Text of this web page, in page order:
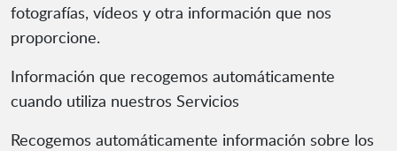
fotografías, vídeos y otra información que nos
proporcione.
Información que recogemos automáticamente
cuando utiliza nuestros Servicios
Recogemos automáticamente información sobre los